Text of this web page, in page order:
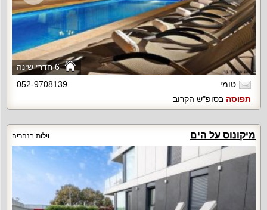
6 חדרי שינה
טומי
052-9708139
תפוסה בסופ"ש הקרוב
מיקונוס על הים וילות בנהריה